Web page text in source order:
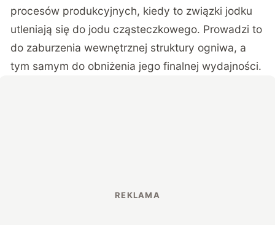
procesów produkcyjnych, kiedy to związki jodku
utleniają się do jodu cząsteczkowego. Prowadzi to
do zaburzenia wewnętrznej struktury ogniwa, a
tym samym do obniżenia jego finalnej wydajności.